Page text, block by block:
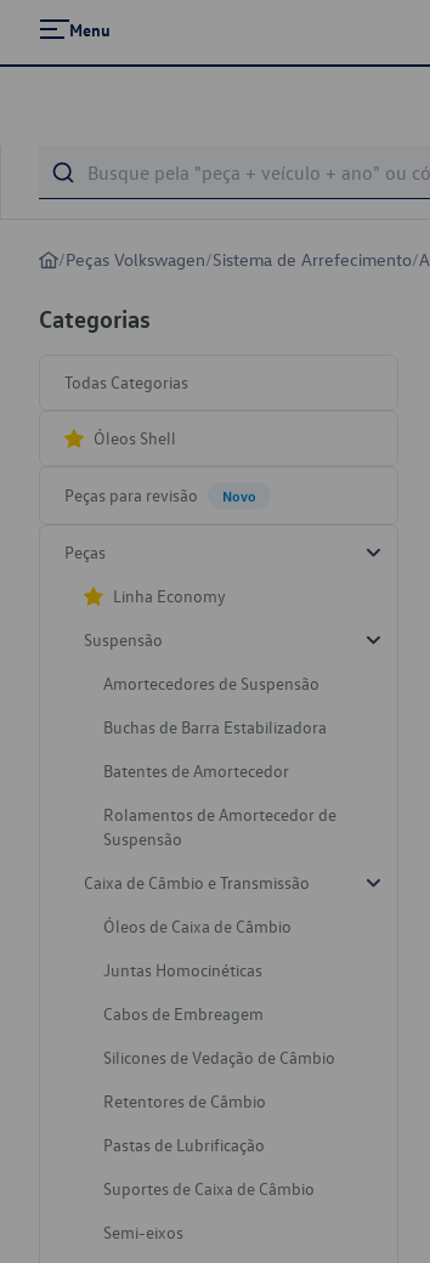
Menu
/Peças Volkswagen/Sistema de Arrefecimento/
Categorias
Todas Categorias
Óleos Shell
Peças para revisão Novo
Peças
Linha Economy
Suspensão
Amortecedores de Suspensão
Buchas de Barra Estabilizadora
Batentes de Amortecedor
Rolamentos de Amortecedor de
Suspensão
Caixa de Câmbio e Transmissão
Óleos de Caixa de Câmbio
Juntas Homocinéticas
Cabos de Embreagem
Silicones de Vedação de Câmbio
Retentores de Câmbio
Pastas de Lubrificação
Suportes de Caixa de Câmbio
Semi-eixos